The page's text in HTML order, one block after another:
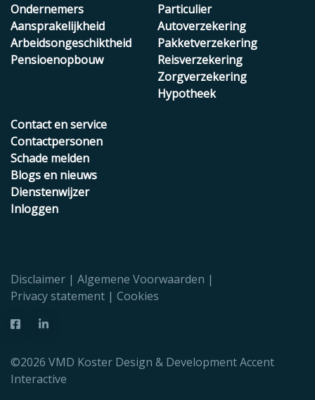
Ondernemers
Aansprakelijkheid
Arbeidsongeschiktheid
Pensioenopbouw
Particulier
Autoverzekering
Pakketverzekering
Reisverzekering
Zorgverzekering
Hypotheek
Contact en service
Contactpersonen
Schade melden
Blogs en nieuws
Dienstenwijzer
Inloggen
©2026 VMD Koster Design & DevelopmentAccent
Interactive
Disclaimer
Algemene Voorwaarden
Privacy statement
Cookies